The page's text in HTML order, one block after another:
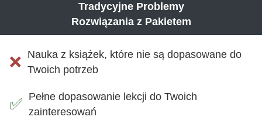
Tradycyjne Problemy
Rozwiązania z Pakietem
❌ Nauka z książek, które nie są dopasowane do
Twoich potrzeb
✅ Pełne dopasowanie lekcji do Twoich
zainteresowań